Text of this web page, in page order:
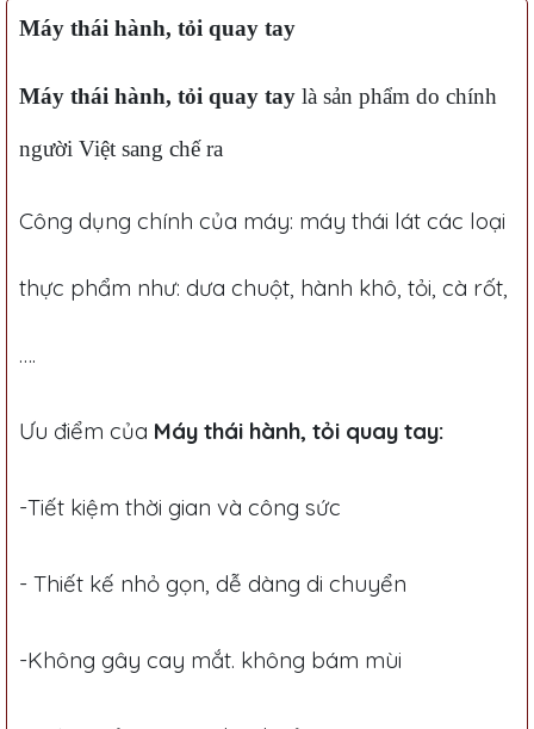
Máy thái hành, tỏi quay tay
Máy thái hành, tỏi quay tay là sản phẩm do chính
người Việt sang chế ra
Công dụng chính của máy: máy thái lát các loại
thực phẩm như: dưa chuột, hành khô, tỏi, cà rốt,
….
Ưu điểm của Máy thái hành, tỏi quay tay:
-Tiết kiệm thời gian và công sức
- Thiết kế nhỏ gọn, dễ dàng di chuyển
-Không gây cay mắt. không bám mùi